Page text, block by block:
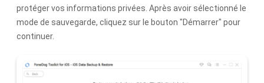
protéger vos informations privées. Après avoir sélectionné le
mode de sauvegarde, cliquez sur le bouton "Démarrer" pour
continuer.